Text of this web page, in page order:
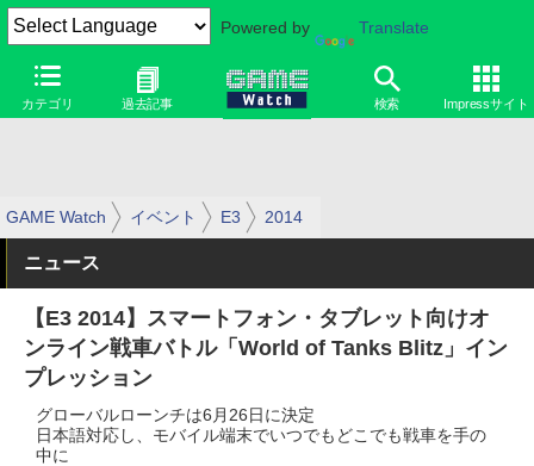
Powered by Translate
カテゴリ 過去記事 検索 Impressサイト
GAME Watch イベント E3 2014
ニュース
【E3 2014】スマートフォン・タブレット向けオ
ンライン戦車バトル「World of Tanks Blitz」イン
プレッション
グローバルローンチは6月26日に決定
日本語対応し、モバイル端末でいつでもどこでも戦車を手の
中に